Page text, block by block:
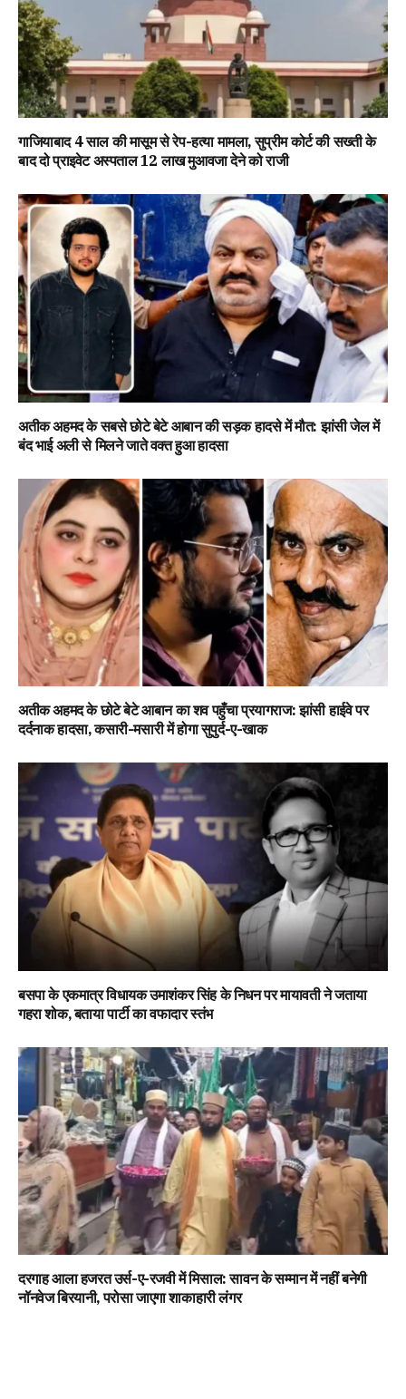
गाजियाबाद 4 साल की मासूम से रेप-हत्या मामला, सुप्रीम कोर्ट की सख्ती के
बाद दो प्राइवेट अस्पताल ₹12 लाख मुआवजा देने को राजी
अतीक अहमद के सबसे छोटे बेटे आबान की सड़क हादसे में मौत: झांसी जेल में
बंद भाई अली से मिलने जाते वक्त हुआ हादसा
अतीक अहमद के छोटे बेटे आबान का शव पहुँचा प्रयागराज: झांसी हाईवे पर
दर्दनाक हादसा, कसारी-मसारी में होगा सुपुर्द-ए-खाक
बसपा के एकमात्र विधायक उमाशंकर सिंह के निधन पर मायावती ने जताया
गहरा शोक, बताया पार्टी का वफादार स्तंभ
दरगाह आला हजरत उर्स-ए-रजवी में मिसाल: सावन के सम्मान में नहीं बनेगी
नॉनवेज बिरयानी, परोसा जाएगा शाकाहारी लंगर